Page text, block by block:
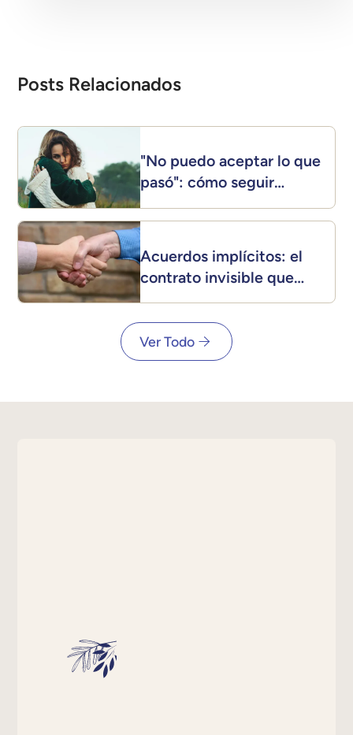
Posts Relacionados
"No puedo aceptar lo que
pasó": cómo seguir
adelante después de una
crisis
Acuerdos implícitos: el
contrato invisible que
nadie firmó (y todos
cumplen)
Ver Todo